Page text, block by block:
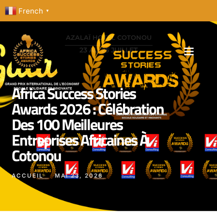
French ▼
AZALAÏ HOTEL COTONOU
23 AU 25 JUILLET
Africa Success Stories
Awards 2026 : Célébration
Des 100 Meilleures
Entreprises Africaines À
Cotonou
ACCUEIL MAI 23, 2026